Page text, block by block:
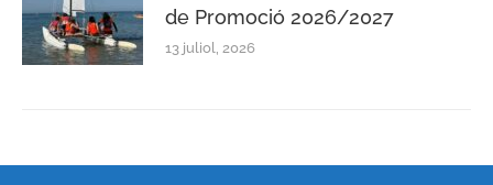
de Promoció 2026/2027
13 juliol, 2026